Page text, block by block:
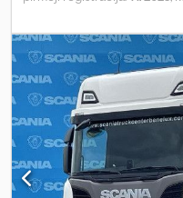
, didžiausias leistinas
19 000 kg, ašių konfigūracija:
balta, vairuotojo kabina:kitas
klasė:
Euro 6, pakaba:
vietų skaičius:
užraktas, kruizo kontrolė,
kondicionavimas,